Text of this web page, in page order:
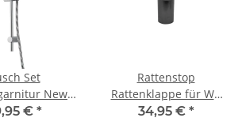
Set
New
mit
€ *
Rattenstop
Rattenklappe für WC
Anschlussgarnitur DN
34,95 € *